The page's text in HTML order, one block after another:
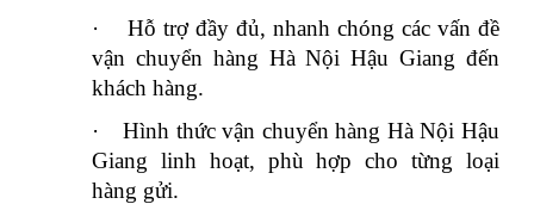
·
Hỗ trợ đầy đủ, nhanh chóng các vấn đề
vận chuyển hàng Hà Nội Hậu Giang đến
khách hàng.
·
Hình thức vận chuyển hàng Hà Nội Hậu
Giang linh hoạt, phù hợp cho từng loại
hàng gửi.